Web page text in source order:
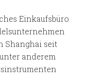
Einkaufsbüro
Shanghai seit
unter anderem